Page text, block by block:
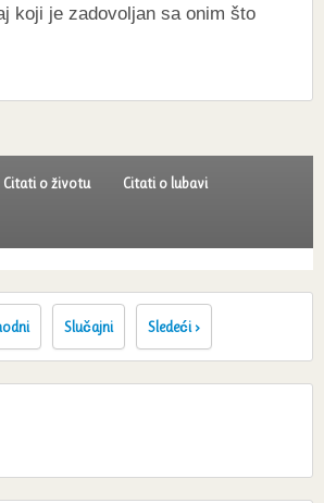
koji je zadovoljan sa onim što
Citati o životu Citati o lubavi
Slučajni Sledeći ›